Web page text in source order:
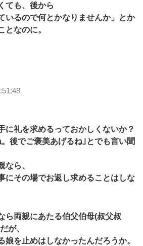
ても、後から
いるので何とかなりませんか」とか
となのに。
に礼を求めるっておかしくないか？
後でご褒美あげるね｣とでも言い聞
なら、
にその場でお返し求めることはしな
ら両親にあたる伯父伯母(叔父叔
が、
娘を止めはしなかったんだろうか。